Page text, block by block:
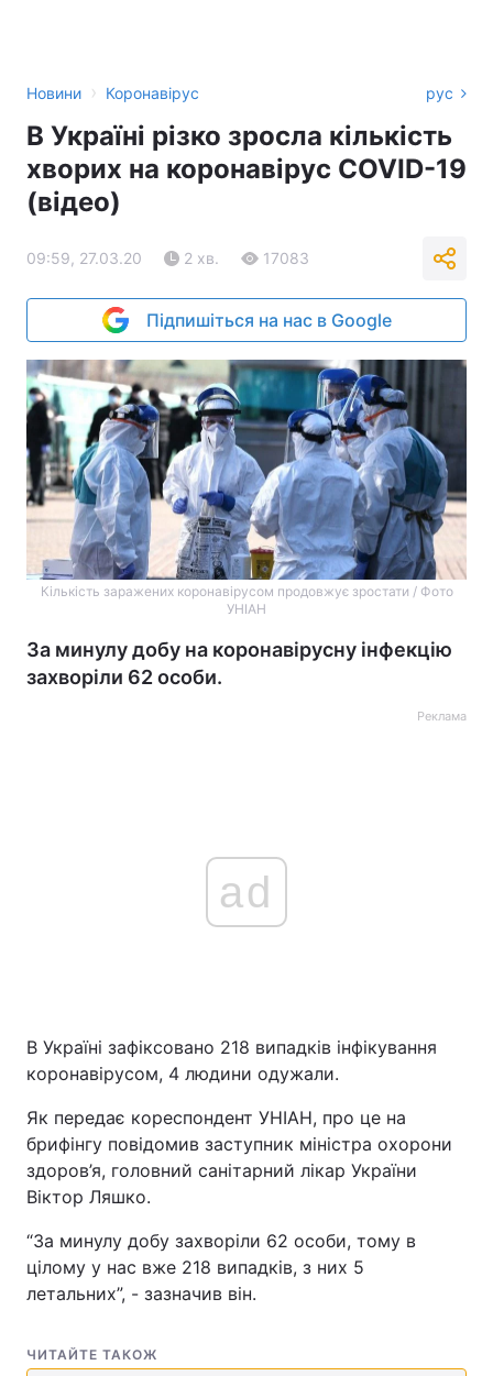
Новини › Коронавірус рус
В Україні різко зросла кількість
хворих на коронавірус COVID-19
(відео)
09:59, 27.03.20 2 хв. 17083
Підпишіться на нас в Google
Кількість заражених коронавірусом продовжує зростати / Фото
УНІАН
За минулу добу на коронавірусну інфекцію
захворіли 62 особи.
Реклама
ad
В Україні зафіксовано 218 випадків інфікування
коронавірусом, 4 людини одужали.
Як передає кореспондент УНІАН, про це на
брифінгу повідомив заступник міністра охорони
здоров’я, головний санітарний лікар України
Віктор Ляшко.
“За минулу добу захворіли 62 особи, тому в
цілому у нас вже 218 випадків, з них 5
летальних”, - зазначив він.
ЧИТАЙТЕ ТАКОЖ